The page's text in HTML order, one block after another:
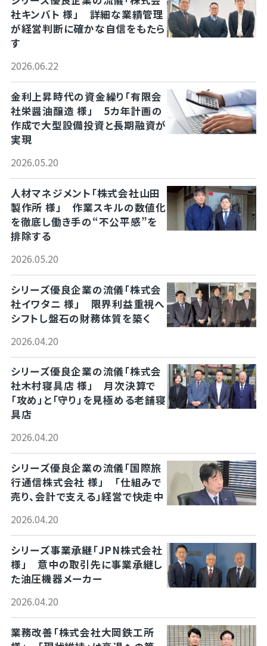
社キンバト 様」 詳細な業績管理
が経営判断に確かな自信をもたら
す
2026.06.22
金利上昇時代の資金繰り「有限会
社栄醤油醸造 様」 5カ年計画の
作成で大型設備投資と長期融資が
実現
2026.05.20
人材マネジメント「株式会社山田
製作所 様」 作業スキルの数値化
を徹底し働き手の“不公平感”を
排除する
2026.05.20
シリーズ優良企業の流儀「株式会
社イワタニ 様」 限界利益重視へ
シフトし盤石の財務体質を築く
2026.04.20
シリーズ優良企業の流儀「株式会
社木村寝具店 様」 月次決算で
「攻め」と「守り」を見極める老舗寝
具店
2026.04.20
シリーズ優良企業の流儀「国際旅
行通信株式会社 様」 「仕組みで
売り、会計で支える」経営で快走中
2026.04.20
シリーズ事業承継「JPN株式会社
様」 意中の取引先に事業承継し
た油圧機器メーカー
2026.04.20
業務改善「株式会社大岡鉄工所